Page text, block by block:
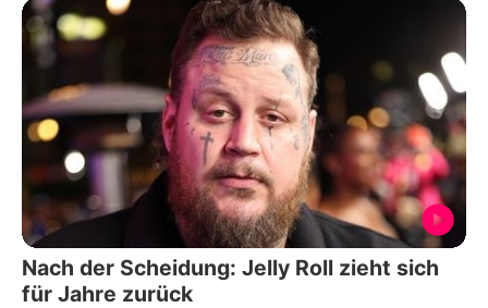
Nach der Scheidung: Jelly Roll zieht sich
für Jahre zurück